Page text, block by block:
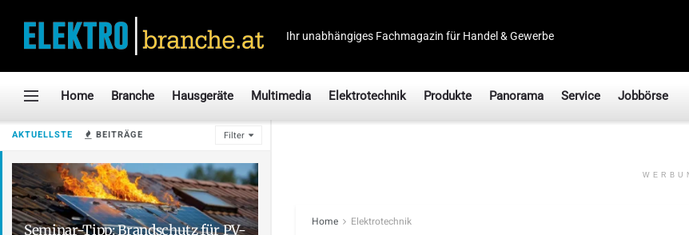
AKTUELLSTE BEITRÄGE Filter
Seminar-Tipp: Brandschutz für PV-
Ihr unabhängiges Fachmagazin für Handel & Gewerbe
Home Branche Hausgeräte Multimedia Elektrotechnik Produkte Panorama Service Jobbörse
Home Elektrotechnik